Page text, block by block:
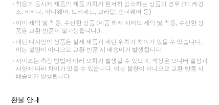
착용과 동시에 제품의 제품 가치가 현저히 감소하는 상품의 경우 (예: 레깅
스, 비키니, 이너웨어, 브라패드, 브라탑, 언더웨어 등)
이미 세탁 및 착용, 수선한 상품 (제품 하자 시에도 세탁 및 착용, 수선한 상
품은 교환·반품이 불가능합니다.)
패턴 디자인의 상품은 실제 제품과 패턴 위치가 차이가 있을 수 있습니다.
이는 불량이 아니므로 교환·반품 시 배송비가 발생합니다.
사이즈는 측정 방법에 따라 오차가 발생될 수 있으며, 색상은 모니터 설정과
사양에 따라 차이가 있을 수 있습니다. 이는 불량이 아니므로 교환·반품 시
배송비가 발생됩니다.
환불 안내